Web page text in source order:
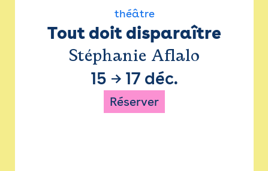
théâtre
Tout doit disparaître
Stéphanie Aflalo
15 → 17 déc.
Réserver